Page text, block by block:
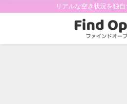
リアルな空き状況を独